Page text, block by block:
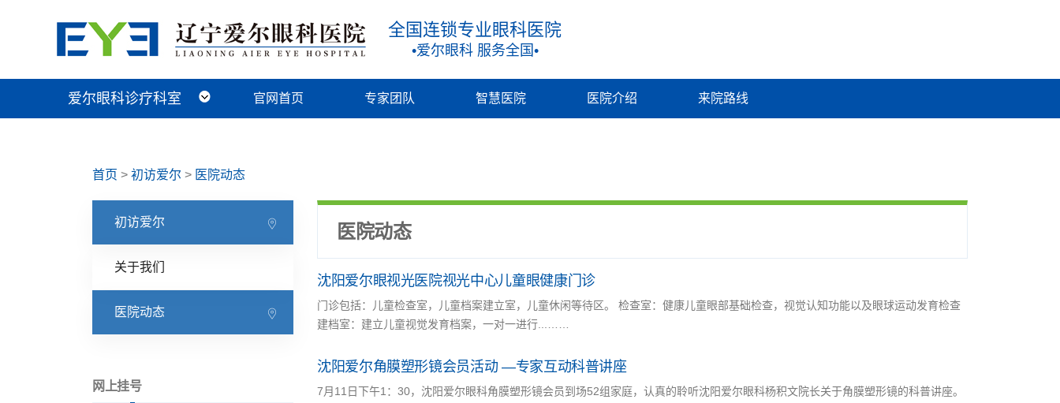
全国连锁专业眼科医院
•爱尔眼科 服务全国•
爱尔眼科诊疗科室
近视手术科
视光及小儿眼病科
白内障科
青光眼科
角膜眼表科
整形眼眶科
眼底病科
中医眼科 官网首页 专家团队 智慧医院 医院介绍 来院路线
首页 > 初访爱尔 > 医院动态
初访爱尔
关于我们
医院动态
网上挂号
医院动态
沈阳爱尔眼视光医院视光中心儿童眼健康门诊
门诊包括：儿童检查室，儿童档案建立室，儿童休闲等待区。 检查室：健康儿童眼部基础检查，视觉认知功能以及眼球运动发育检查
建档室：建立儿童视觉发育档案，一对一进行...……
沈阳爱尔角膜塑形镜会员活动 —专家互动科普讲座
7月11日下午1：30，沈阳爱尔眼科角膜塑形镜会员到场52组家庭，认真的聆听沈阳爱尔眼科杨积文院长关于角膜塑形镜的科普讲座。